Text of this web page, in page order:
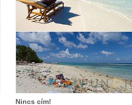
Nincs cím!